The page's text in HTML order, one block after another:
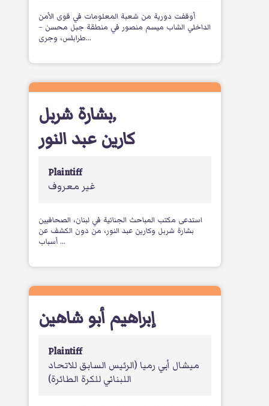
أوقفت دورية من شعبة المعلومات في قوى الأمن
الداخلي الشاب ميسم منصور في منطقة جبل محسن –
طرابلس، وجرى...
بشارة شربل,
كارين عبد النور
Plaintiff
غير معروف
استدعى مكتب المباحث الجنائية في لبنان، الصحافيين
بشارة شربل وكارين عبد النور، من دون الكشف عن
أسباب ...
إبراهيم أبو شاهين
Plaintiff
ميشال أبي رميا (الرئيس السابق للاتحاد
اللبناني للكرة الطائرة)